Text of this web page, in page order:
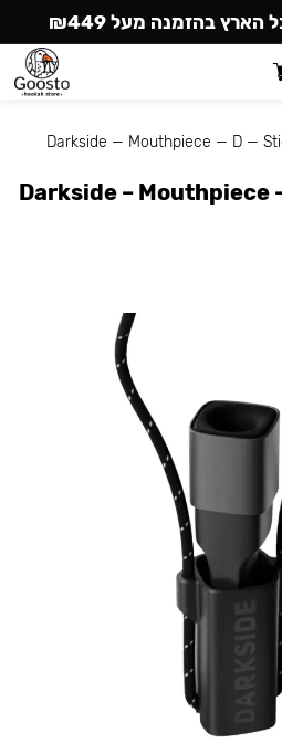
Darkside — Mouthpiece — D —
Darkside – Mouthpiece
הארץ בהזמנה מעל ₪449